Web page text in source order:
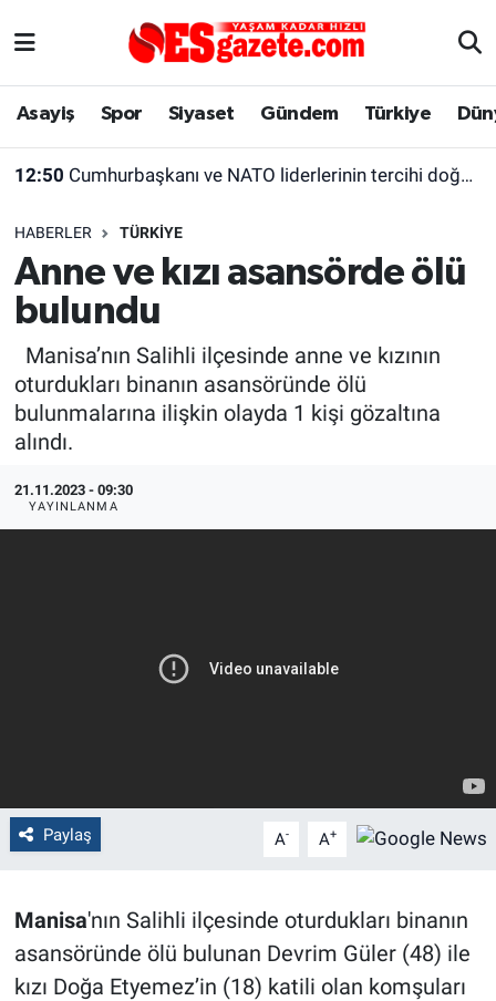
Asayiş Spor Siyaset Gündem Türkiye
12:50 Cumhurbaşkanı ve NATO liderlerinin tercihi doğal manda yoğurduna yoğun ilgi
HABERLER TÜRKIYE
Anne ve kızı asansörde ölü
bulundu
Manisa’nın Salihli ilçesinde anne ve kızının
oturdukları binanın asansöründe ölü
bulunmalarına ilişkin olayda 1 kişi gözaltına
alındı.
21.11.2023 - 09:30
YAYINLANMA
Paylaş A- A+
Manisa'nın Salihli ilçesinde oturdukları binanın
asansöründe ölü bulunan Devrim Güler (48) ile
kızı Doğa Etyemez’in (18) katili olan komşuları
Asayiş
Türkiye
Dünya
Sağlık
Alış-Veriş/İş dünyası
Yaşam
Eskişehirspor Arşivi
Eskişehir Arşivi
Röportaj
Ekonomi
Kültür Sanat
Politika
Çevre
Magazin
Bilim ve Teknoloji
Eskişehir Nöbetçi Eczaneler
Süper Lig Puan Durumu ve Fikstür
Tüm Manşetler
Son Dakika Haberleri
Haber Arşivi